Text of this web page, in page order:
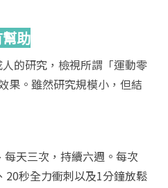
助
的研究，檢視所謂「運動零
果。雖然研究規模小，但結
每天三次，持續六週。每次
20秒全力衝刺以及1分鐘放鬆